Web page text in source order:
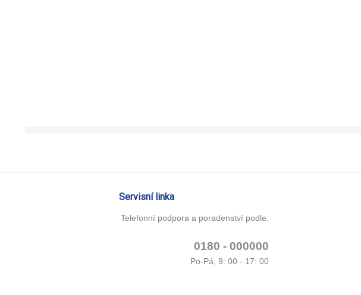
Servisní linka
Telefonní podpora a poradenství podle:
0180 - 000000
Po-Pá, 9: 00 - 17: 00